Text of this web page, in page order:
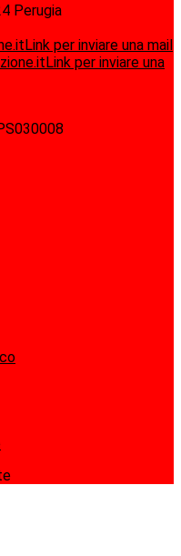
Perugia
Link per inviare una mail
Link per inviare una